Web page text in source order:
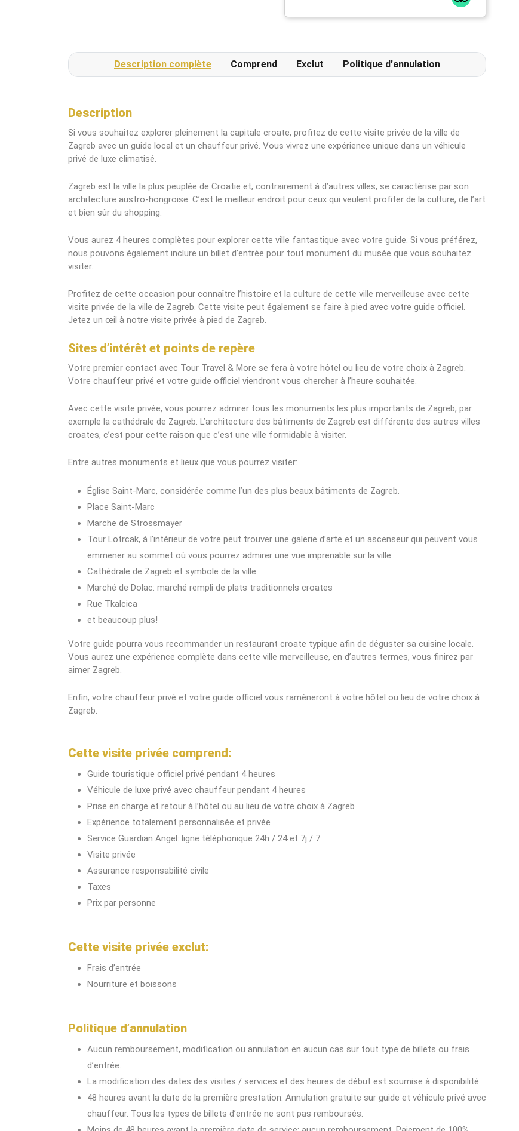
déjeuner répute mettant a l' honneur des
produits locaux et artisanaux ainsi qu' une
Description complète Comprend Exclut Politique d’annulation
Description
Si vous souhaitez explorer pleinement la capitale croate, profitez de cette visite privée de la ville de
Zagreb avec un guide local et un chauffeur privé. Vous vivrez une expérience unique dans un véhicule
privé de luxe climatisé.
Zagreb est la ville la plus peuplée de Croatie et, contrairement à d’autres villes, se caractérise par son
architecture austro-hongroise. C’est le meilleur endroit pour ceux qui veulent profiter de la culture, de l’art
et bien sûr du shopping.
Vous aurez 4 heures complètes pour explorer cette ville fantastique avec votre guide. Si vous préférez,
nous pouvons également inclure un billet d’entrée pour tout monument du musée que vous souhaitez
visiter.
Profitez de cette occasion pour connaître l’histoire et la culture de cette ville merveilleuse avec cette
visite privée de la ville de Zagreb. Cette visite peut également se faire à pied avec votre guide officiel.
Jetez un œil à notre visite privée à pied de Zagreb.
Sites d’intérêt et points de repère
Votre premier contact avec Tour Travel & More se fera à votre hôtel ou lieu de votre choix à Zagreb.
Votre chauffeur privé et votre guide officiel viendront vous chercher à l’heure souhaitée.
Avec cette visite privée, vous pourrez admirer tous les monuments les plus importants de Zagreb, par
exemple la cathédrale de Zagreb. L’architecture des bâtiments de Zagreb est différente des autres villes
croates, c’est pour cette raison que c’est une ville formidable à visiter.
Entre autres monuments et lieux que vous pourrez visiter:
Église Saint-Marc, considérée comme l’un des plus beaux bâtiments de Zagreb.
Place Saint-Marc
Marche de Strossmayer
Tour Lotrcak, à l’intérieur de votre peut trouver une galerie d’arte et un ascenseur qui peuvent vous
emmener au sommet où vous pourrez admirer une vue imprenable sur la ville
Cathédrale de Zagreb et symbole de la ville
Marché de Dolac: marché rempli de plats traditionnels croates
Rue Tkalcica
et beaucoup plus!
Votre guide pourra vous recommander un restaurant croate typique afin de déguster sa cuisine locale.
Vous aurez une expérience complète dans cette ville merveilleuse, en d’autres termes, vous finirez par
aimer Zagreb.
Enfin, votre chauffeur privé et votre guide officiel vous ramèneront à votre hôtel ou lieu de votre choix à
Zagreb.
Cette visite privée comprend:
Guide touristique officiel privé pendant 4 heures
Véhicule de luxe privé avec chauffeur pendant 4 heures
Prise en charge et retour à l’hôtel ou au lieu de votre choix à Zagreb
Expérience totalement personnalisée et privée
Service Guardian Angel: ligne téléphonique 24h / 24 et 7j / 7
Visite privée
Assurance responsabilité civile
Taxes
Prix par personne
Cette visite privée exclut:
Frais d’entrée
Nourriture et boissons
Politique d’annulation
Aucun remboursement, modification ou annulation en aucun cas sur tout type de billets ou frais
d’entrée.
La modification des dates des visites / services et des heures de début est soumise à disponibilité.
48 heures avant la date de la première prestation: Annulation gratuite sur guide et véhicule privé avec
chauffeur. Tous les types de billets d’entrée ne sont pas remboursés.